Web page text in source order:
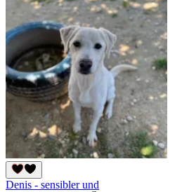
Denis - sensibler und